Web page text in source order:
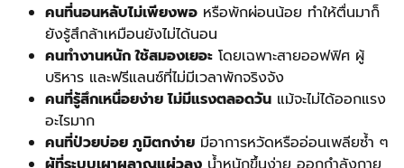
คนที่นอนหลับไม่เพียงพอ หรือพักผ่อนน้อย ทำให้ตื่นมาก็
ยังรู้สึกล้าเหมือนยังไม่ได้นอน
คนทำงานหนัก ใช้สมองเยอะ โดยเฉพาะสายออฟฟิศ ผู้
บริหาร และฟรีแลนซ์ที่ไม่มีเวลาพักจริงจัง
คนที่รู้สึกเหนื่อยง่าย ไม่มีแรงตลอดวัน แม้จะไม่ได้ออกแรง
อะไรมาก
คนที่ป่วยบ่อย ภูมิตกง่าย มีอาการหวัดหรืออ่อนเพลียซ้ำ ๆ